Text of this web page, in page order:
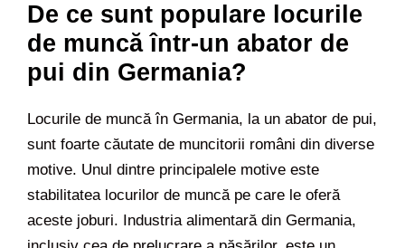
De ce sunt populare locurile
de muncă într-un abator de
pui din Germania?
Locurile de muncă în Germania, la un abator de pui,
sunt foarte căutate de muncitorii români din diverse
motive. Unul dintre principalele motive este
stabilitatea locurilor de muncă pe care le oferă
aceste joburi. Industria alimentară din Germania,